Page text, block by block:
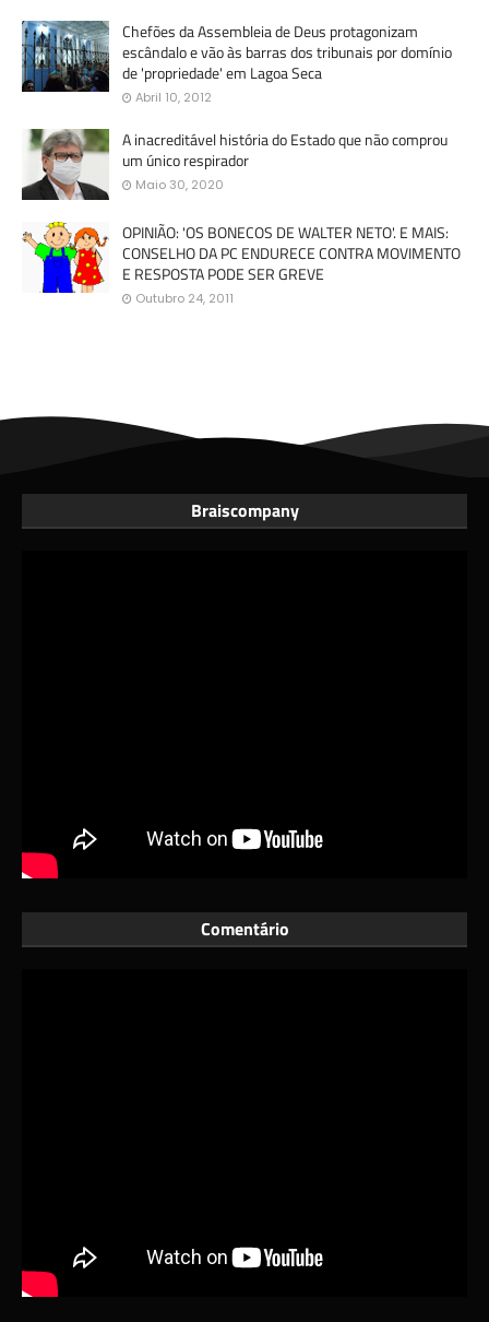
Chefões da Assembleia de Deus protagonizam
escândalo e vão às barras dos tribunais por domínio
de 'propriedade' em Lagoa Seca
Abril 10, 2012
A inacreditável história do Estado que não comprou
um único respirador
Maio 30, 2020
OPINIÃO: 'OS BONECOS DE WALTER NETO'. E MAIS:
CONSELHO DA PC ENDURECE CONTRA MOVIMENTO
E RESPOSTA PODE SER GREVE
Outubro 24, 2011
Braiscompany
Comentário